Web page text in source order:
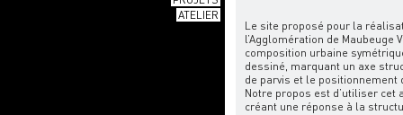
ATELIER
Le site proposé pour la
l’Agglomération de Maubeuge
composition urbaine
dessiné, marquant un axe
de parvis et le positionnement
Notre propos est d’utiliser cet
créant une réponse à la